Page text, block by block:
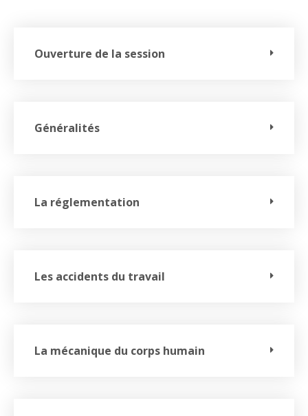
Ouverture de la session
Généralités
La réglementation
Les accidents du travail
La mécanique du corps humain